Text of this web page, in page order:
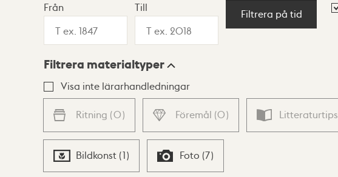
Visningsläge
Lista Karta
Från Till
Filtrera på tid
Filtrera materialtyper
Visa inte lärarhandledningar
Ritning (0) Föremål (0) Litteraturtips
Bildkonst (1) Foto (7)